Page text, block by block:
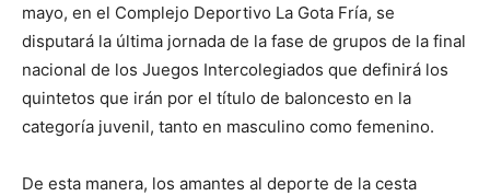
mayo, en el Complejo Deportivo La Gota Fría, se
disputará la última jornada de la fase de grupos de la final
nacional de los Juegos Intercolegiados que definirá los
quintetos que irán por el título de baloncesto en la
categoría juvenil, tanto en masculino como femenino.
De esta manera, los amantes al deporte de la cesta